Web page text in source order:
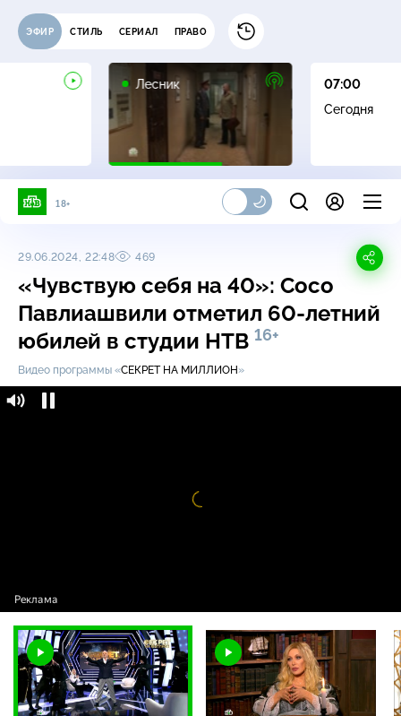
ЭФИР СТИЛЬ СЕРИАЛ ПРАВО
Лесник
16+
07:00
Сегодня
18+
29.06.2024, 22:48 469
«Чувствую себя на 40»: Сосо
Павлиашвили отметил 60-летний
юбилей в студии НТВ 16+
Видео программы «СЕКРЕТ НА МИЛЛИОН»
Видео
проигрыватель